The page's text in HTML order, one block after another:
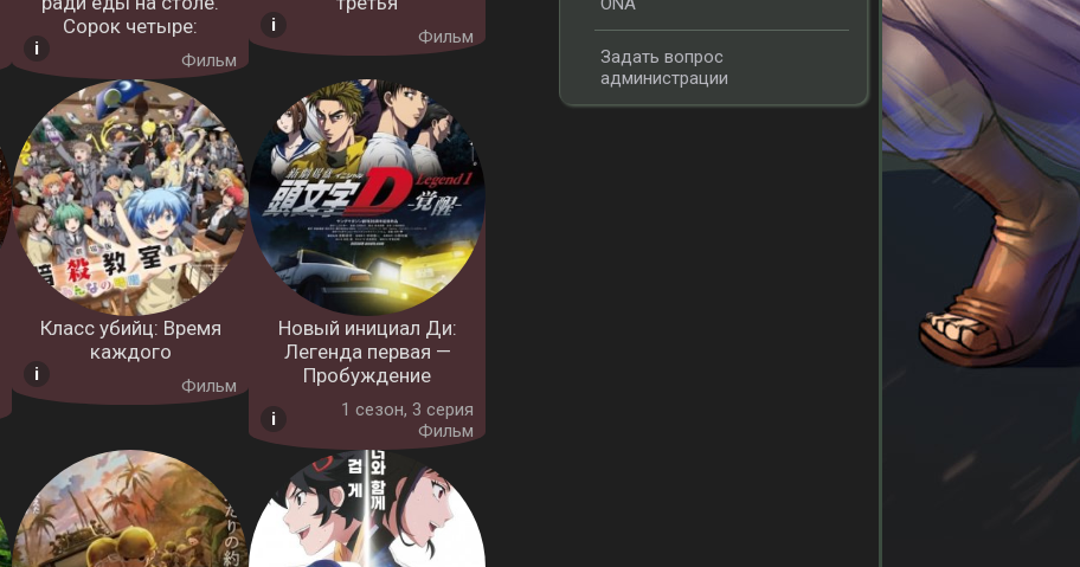
Сорок четыре:
Фильм
Фильм
Класс убийц: Время
каждого
Фильм
Новый инициал Ди:
Легенда первая —
Пробуждение
1 cезон, 3 серия
Фильм
Задать вопрос
администрации